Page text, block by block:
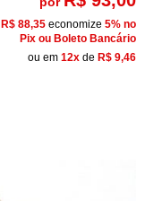
R$ 88,35 economize 5% no
Pix ou Boleto Bancário
ou em 12x de R$ 9,46